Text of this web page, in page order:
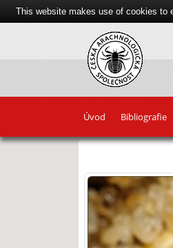
Úvod Bibliografie
This website makes use of cookies to